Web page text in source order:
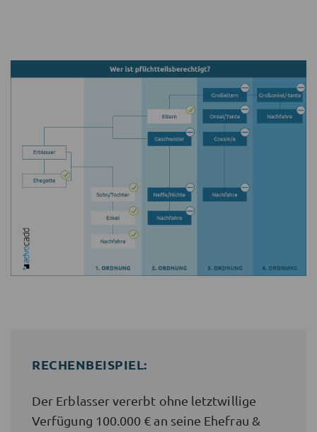
RECHENBEISPIEL:
Der Erblasser vererbt ohne letztwillige
Verfügung 100.000 € an seine Ehefrau &